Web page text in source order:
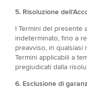
5. Risoluzione
I Termini del presente
indeterminato, fino a
preavviso, in qualsiasi
Termini applicabili a
pregiudicati dalla
6. Esclusione di